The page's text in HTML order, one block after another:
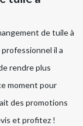
de tuile à
il a
rendre plus
moment pour
des promotions
et profitez !